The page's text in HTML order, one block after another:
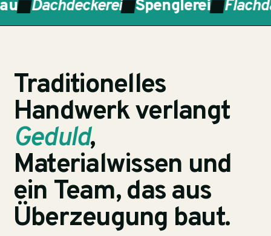
Dachdeckerei Spenglerei
Traditionelles
Handwerk verlangt
Geduld,
Materialwissen und
ein Team, das aus
Überzeugung baut.